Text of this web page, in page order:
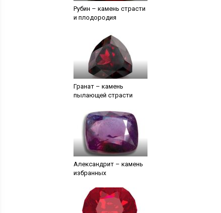
Рубин – камень страсти
и плодородия
Гранат – камень
пылающей страсти
Александрит – камень
избранных